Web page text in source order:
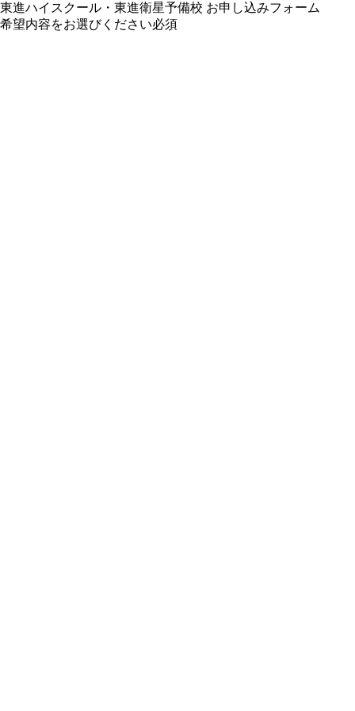
東進ハイスクール・東進衛星予備校 お申し込みフォーム
希望内容をお選びください必須